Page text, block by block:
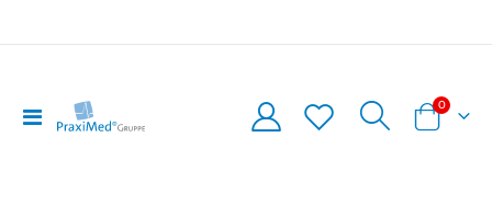
Navigation
umschalten
Warenkorb
0Artikel